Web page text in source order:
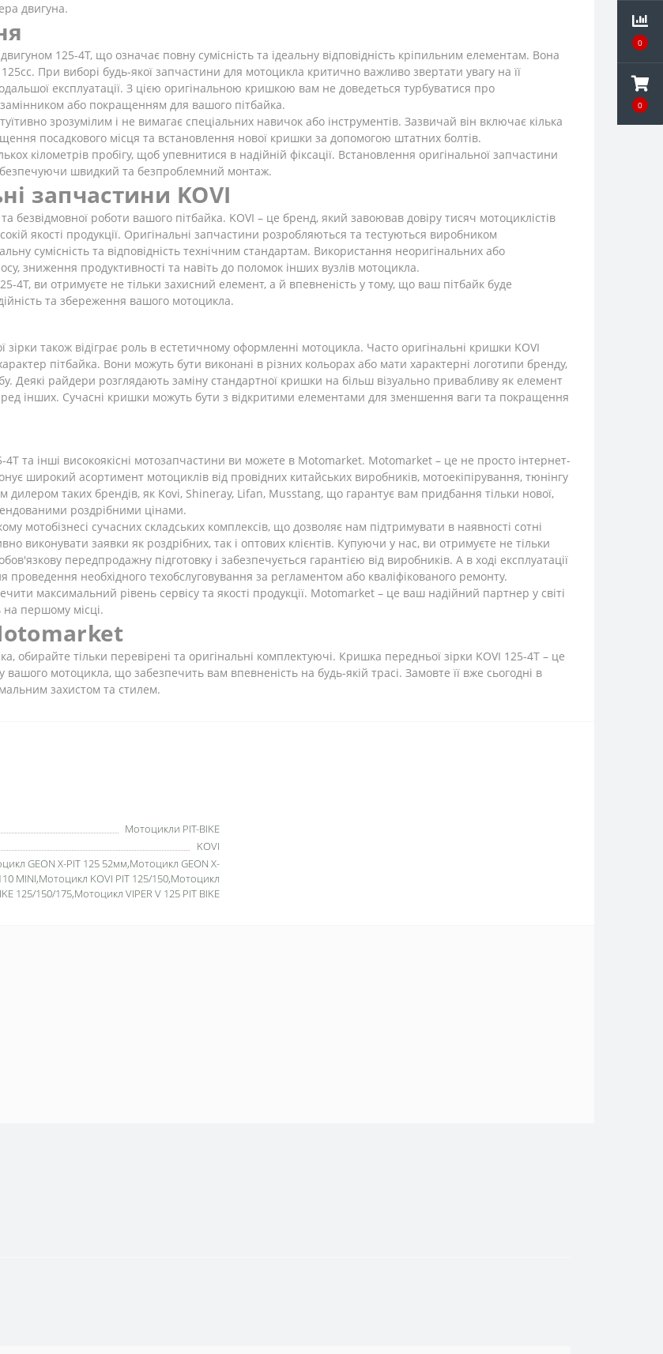
0
0
двигуна.
125-4Т, що означає повну сумісність та ідеальну відповідність кріпильним елементам. Вона
При виборі будь-якої запчастини для мотоцикла критично важливо звертати увагу на її
експлуатації. З цією оригінальною кришкою вам не доведеться турбуватися про
або покращенням для вашого пітбайка.
зрозумілим і не вимагає спеціальних навичок або інструментів. Зазвичай він включає кілька
посадкового місця та встановлення нової кришки за допомогою штатних болтів.
кілометрів пробігу, щоб упевнитися в надійній фіксації. Встановлення оригінальної запчастини
швидкий та безпроблемний монтаж.
запчастини KOVI
безвідмовної роботи вашого пітбайка. KOVI – це бренд, який завоював довіру тисяч мотоциклістів
якості продукції. Оригінальні запчастини розробляються та тестуються виробником
сумісність та відповідність технічним стандартам. Використання неоригінальних або
зниження продуктивності та навіть до поломок інших вузлів мотоцикла.
4Т, ви отримуєте не тільки захисний елемент, а й впевненість у тому, що ваш пітбайк буде
та збереження вашого мотоцикла.
зірки також відіграє роль в естетичному оформленні мотоцикла. Часто оригінальні кришки KOVI
пітбайка. Вони можуть бути виконані в різних кольорах або мати характерні логотипи бренду,
Деякі райдери розглядають заміну стандартної кришки на більш візуально привабливу як елемент
інших. Сучасні кришки можуть бути з відкритими елементами для зменшення ваги та покращення
та інші високоякісні мотозапчастини ви можете в Motomarket. Motomarket – це не просто інтернет-
широкий асортимент мотоциклів від провідних китайських виробників, мотоекіпірування, тюнінгу
таких брендів, як Kovi, Shineray, Lifan, Musstang, що гарантує вам придбання тільки нової,
роздрібними цінами.
мотобізнесі сучасних складських комплексів, що дозволяє нам підтримувати в наявності сотні
виконувати заявки як роздрібних, так і оптових клієнтів. Купуючи у нас, ви отримуєте не тільки
передпродажну підготовку і забезпечується гарантією від виробників. А в ході експлуатації
необхідного техобслуговування за регламентом або кваліфікованого ремонту.
максимальний рівень сервісу та якості продукції. Motomarket – це ваш надійний партнер у світі
на першому місці.
обирайте тільки перевірені та оригінальні комплектуючі. Кришка передньої зірки KOVI 125-4Т – це
вашого мотоцикла, що забезпечить вам впевненість на будь-якій трасі. Замовте її вже сьогодні в
захистом та стилем.
Мотоцикли PIT-BIKE
KOVI
GEON X-PIT 125 52мм,Мотоцикл GEON X-
MINI,Мотоцикл KOVI PIT 125/150,Мотоцикл
125/150/175,Мотоцикл VIPER V 125 PIT BIKE